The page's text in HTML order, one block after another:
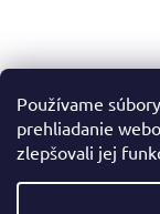
Používame
prehliadanie
zlepšovali jej